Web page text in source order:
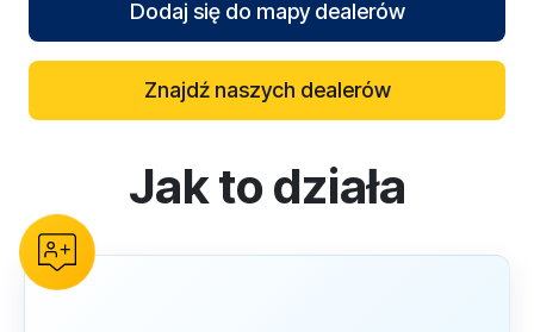
Dodaj się do mapy dealerów
Znajdź naszych dealerów
reCAPTCHA verificationJak to działa